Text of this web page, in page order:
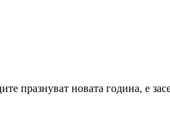
празнуват новата година, е